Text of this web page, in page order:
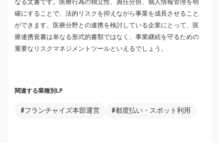
なる文書です。医療行為の独立性、責任分担、個人情報管理を明
確にすることで、法的リスクを抑えながら事業を成長させること
ができます。医療分野との連携を検討している企業にとって、医
療連携覚書は単なる形式的書類ではなく、事業継続を守るための
重要なリスクマネジメントツールといえるでしょう。
関連する業種別LP
#フランチャイズ本部運営 #都度払い・スポット利用